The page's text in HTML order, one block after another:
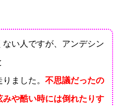
い人ですが、アンデシン
りました。不思議だったの
や酷い時には倒れたりす